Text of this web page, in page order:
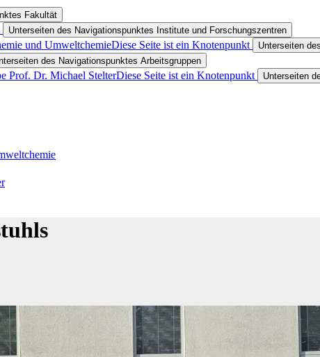
Fakultät
Unterseiten des Navigationspunktes Institute und Forschungszentren
und UmweltchemieDiese Seite ist ein Knotenpunkt Unterseiten
des Navigationspunktes Arbeitsgruppen
Prof. Dr. Michael StelterDiese Seite ist ein Knotenpunkt Unterseiten